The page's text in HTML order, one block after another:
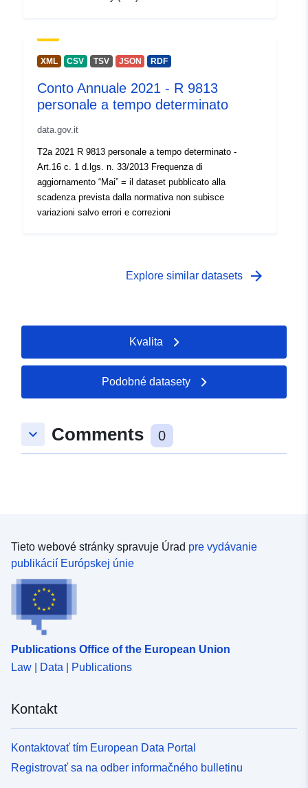
XML CSV TSV JSON RDF
Conto Annuale 2021 - R 9813
personale a tempo determinato
data.gov.it
T2a 2021 R 9813 personale a tempo determinato -
Art.16 c. 1 d.lgs. n. 33/2013 Frequenza di
aggiornamento “Mai” = il dataset pubblicato alla
scadenza prevista dalla normativa non subisce
variazioni salvo errori e correzioni
Explore similar datasets arrow_forward
Kvalita
Podobné datasety
keyboard_arrow_down Comments 0
Tieto webové stránky spravuje Úrad pre vydávanie
publikácií Európskej únie
Publications Office of the European Union
Law | Data | Publications
Kontakt
Kontaktovať tím European Data Portal
Registrovať sa na odber informačného bulletinu